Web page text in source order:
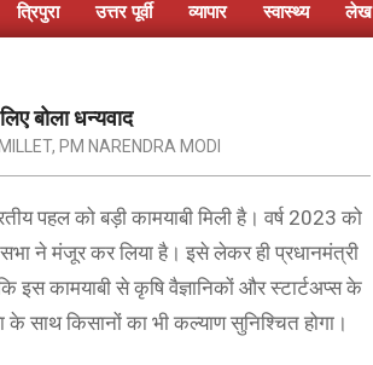
Primary
त्रिपुरा उत्तर पूर्वी व्यापार स्वास्थ्य लेख
बोला धन्यवाद
, PM NARENDRA MODI
पहल को बड़ी कामयाबी मिली है। वर्ष 2023 को
ने मंजूर कर लिया है। इसे लेकर ही प्रधानमंत्री
इस कामयाबी से कृषि वैज्ञानिकों और स्टार्टअप्स के
के साथ किसानों का भी कल्याण सुनिश्चित होगा।